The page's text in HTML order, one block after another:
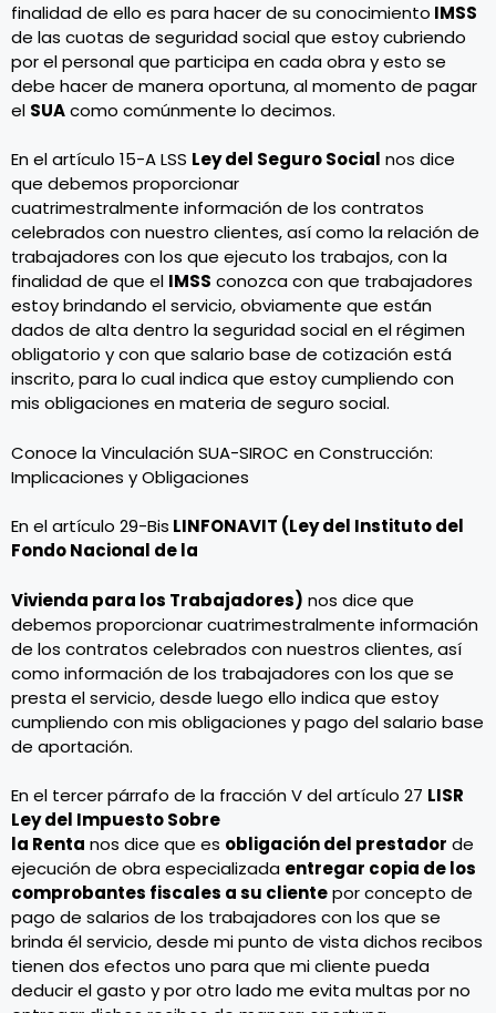
finalidad de ello es para hacer de su conocimiento IMSS
de las cuotas de seguridad social que estoy cubriendo
por el personal que participa en cada obra y esto se
debe hacer de manera oportuna, al momento de pagar
el SUAcomo comúnmente lo decimos.
En el artículo 15-A LSS Ley del Seguro Social nos dice
que debemos proporcionar
cuatrimestralmente información de los contratos
celebrados con nuestro clientes, así como la relación de
trabajadores con los que ejecuto los trabajos, con la
finalidad de que el IMSS conozca con que trabajadores
estoy brindando el servicio, obviamente que están
dados de alta dentro la seguridad social en el régimen
obligatorio y con que salario base de cotización está
inscrito, para lo cual indica que estoy cumpliendo con
mis obligaciones en materia de seguro social.
Conoce laVinculación SUA-SIROC en Construcción:
Implicaciones y Obligaciones
En el artículo 29-Bis LINFONAVIT (Ley del Instituto del
Fondo Nacional de la
Vivienda para los Trabajadores) nos dice que
debemos proporcionar cuatrimestralmente información
de los contratos celebrados con nuestros clientes, así
como información de los trabajadores con los que se
presta el servicio, desde luego ello indica que estoy
cumpliendo con mis obligaciones y pago del salario base
de aportación.
En el tercer párrafo de la fracción V del artículo 27 LISR
Ley del Impuesto Sobre
la Renta nos dice que es obligación del prestador de
ejecución de obra especializada entregar copia de los
comprobantes fiscales a su clientepor concepto de
pago de salarios de los trabajadores con los que se
brinda él servicio, desde mi punto de vista dichos recibos
tienen dos efectos uno para que mi cliente pueda
deducir el gasto y por otro lado me evita multas por no